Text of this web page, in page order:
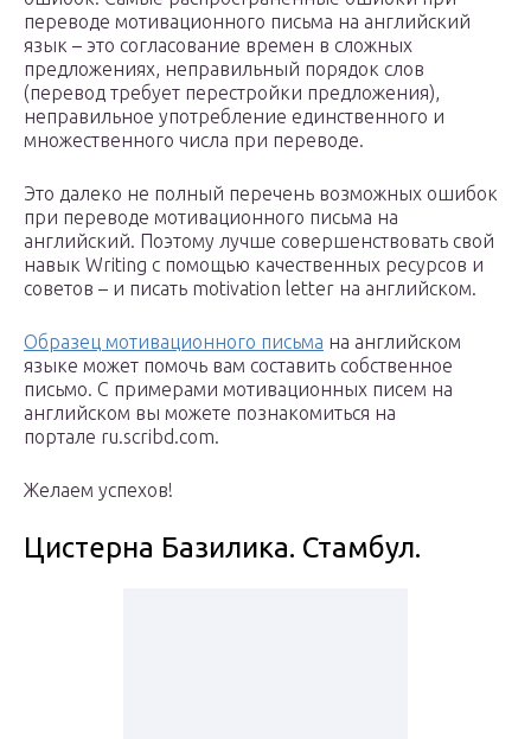
переводе мотивационного письма на английский
язык – это согласование времен в сложных
предложениях, неправильный порядок слов
(перевод требует перестройки предложения),
неправильное употребление единственного и
множественного числа при переводе.
Это далеко не полный перечень возможных ошибок
при переводе мотивационного письма на
английский. Поэтому лучше совершенствовать свой
навык Writing с помощью качественных ресурсов и
советов – и писать motivation letter на английском.
Образец мотивационного письма на английском
языке может помочь вам составить собственное
письмо. С примерами мотивационных писем на
английском вы можете познакомиться на
портале ru.scribd.com.
Желаем успехов!
Цистерна Базилика. Стамбул.